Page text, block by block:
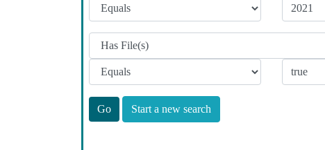
Start a new search